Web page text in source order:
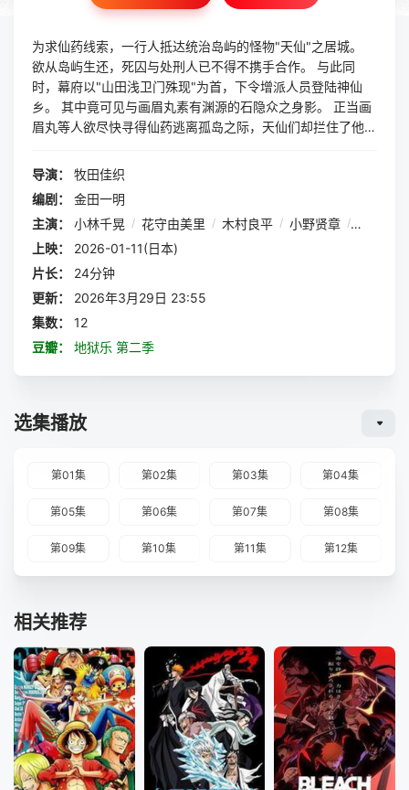
为求仙药线索，一行人抵达统治岛屿的怪物"天仙"之居城。
欲从岛屿生还，死囚与处刑人已不得不携手合作。 与此同
时，幕府以"山田浅卫门殊现"为首，下令增派人员登陆神仙
乡。 其中竟可见与画眉丸素有渊源的石隐众之身影。 正当画
眉丸等人欲尽快寻得仙药逃离孤岛之际，天仙们却拦住了他们
对决——！！
导演：
牧田佳织
编剧：
金田一明
主演：
小林千晃 / 花守由美里 / 木村良平 / 小野贤章 / 高桥李依
上映：
2026-01-11(日本)
片长：
24分钟
更新：
2026年3月29日 23:55
集数：
12
豆瓣：
地狱乐 第二季
选集播放
第01集 第02集 第03集 第04集
第05集 第06集 第07集 第08集
第09集 第10集 第11集 第12集
相关推荐